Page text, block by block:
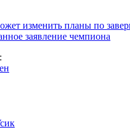
изменить планы по
заявление чемпиона
: